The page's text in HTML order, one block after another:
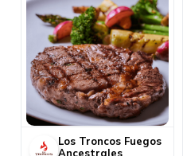
Los Troncos Fuegos
Ancestrales